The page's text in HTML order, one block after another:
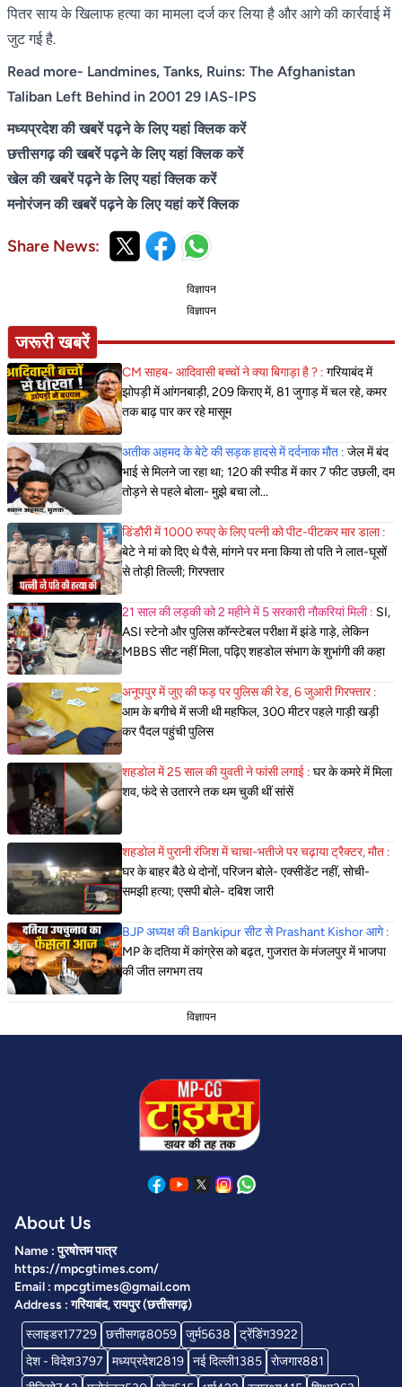
पितर साय के खिलाफ हत्या का मामला दर्ज कर लिया है और आगे की कार्रवाई में
जुट गई है.
Read more- Landmines, Tanks, Ruins: The Afghanistan
Taliban Left Behind in 2001 29 IAS-IPS
मध्यप्रदेश की खबरें पढ़ने के लिए यहां क्लिक करें
छत्तीसगढ़ की खबरें पढ़ने के लिए यहां क्लिक करें
खेल की खबरें पढ़ने के लिए यहां क्लिक करें
मनोरंजन की खबरें पढ़ने के लिए यहां करें क्लिक
Share News:
विज्ञापन
विज्ञापन
जरूरी खबरें
CM साहब- आदिवासी बच्चों ने क्या बिगाड़ा है ? : गरियाबंद में
झोपड़ी में आंगनबाड़ी, 209 किराए में, 81 जुगाड़ में चल रहे, कमर
तक बाढ़ पार कर रहे मासूम
अतीक अहमद के बेटे की सड़क हादसे में दर्दनाक मौत : जेल में बंद
भाई से मिलने जा रहा था; 120 की स्पीड में कार 7 फीट उछली, दम
तोड़ने से पहले बोला- मुझे बचा लो...
डिंडौरी में 1000 रुपए के लिए पत्नी को पीट-पीटकर मार डाला :
बेटे ने मां को दिए थे पैसे, मांगने पर मना किया तो पति ने लात-घूसों
से तोड़ी तिल्ली; गिरफ्तार
21 साल की लड़की को 2 महीने में 5 सरकारी नौकरियां मिली : SI,
ASI स्टेनो और पुलिस कॉन्स्टेबल परीक्षा में झंडे गाड़े, लेकिन
MBBS सीट नहीं मिला, पढ़िए शहडोल संभाग के शुभांगी की कहा
अनूपपुर में जुए की फड़ पर पुलिस की रेड, 6 जुआरी गिरफ्तार :
आम के बगीचे में सजी थी महफिल, 300 मीटर पहले गाड़ी खड़ी
कर पैदल पहुंची पुलिस
शहडोल में 25 साल की युवती ने फांसी लगाई : घर के कमरे में मिला
शव, फंदे से उतारने तक थम चुकी थीं सांसें
शहडोल में पुरानी रंजिश में चाचा-भतीजे पर चढ़ाया ट्रैक्टर, मौत :
घर के बाहर बैठे थे दोनों, परिजन बोले- एक्सीडेंट नहीं, सोची-
समझी हत्या; एसपी बोले- दबिश जारी
BJP अध्यक्ष की Bankipur सीट से Prashant Kishor आगे :
MP के दतिया में कांग्रेस को बढ़त, गुजरात के मंजलपुर में भाजपा
की जीत लगभग तय
विज्ञापन
About Us
Name : पुरषोत्तम पात्र
https://mpcgtimes.com/
Email : mpcgtimes@gmail.com
Address : गरियाबंद, रायपुर (छत्तीसगढ़)
स्लाइडर17729 छत्तीसगढ़8059 जुर्म5638 ट्रेंडिंग3922
देश - विदेश3797 मध्यप्रदेश2819 नई दिल्ली1385 रोजगार881